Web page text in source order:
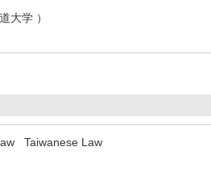
大学 ）
Taiwanese Law